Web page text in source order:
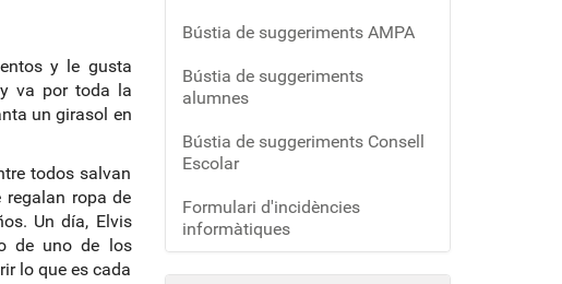
y le gusta
va por toda la
un girasol en
todos salvan
ropa de
Un día, Elvis
de uno de los
lo que es cada
Bústia de suggeriments AMPA
Bústia de suggeriments
alumnes
Bústia de suggeriments Consell
Escolar
Formulari d'incidències
informàtiques